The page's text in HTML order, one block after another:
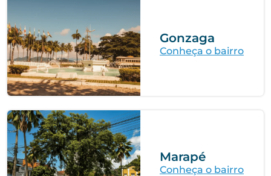
Gonzaga
Conheça o bairro
Marapé
Conheça o bairro